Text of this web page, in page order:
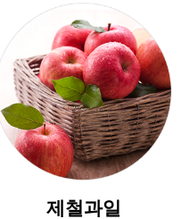
제철과일